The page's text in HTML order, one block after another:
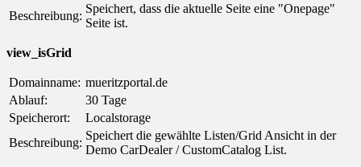
Beschreibung:
Speichert, dass die aktuelle Seite eine "Onepage"
Seite ist.
view_isGrid
Domainname: mueritzportal.de
Ablauf:
30 Tage
Speicherort:
Localstorage
Beschreibung:
Speichert die gewählte Listen/Grid Ansicht in der
Demo CarDealer / CustomCatalog List.